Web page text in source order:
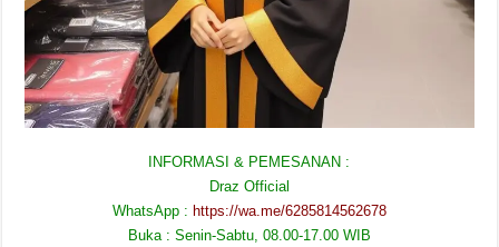
INFORMASI & PEMESANAN :
Draz Official
WhatsApp : https://wa.me/6285814562678
Buka : Senin-Sabtu, 08.00-17.00 WIB